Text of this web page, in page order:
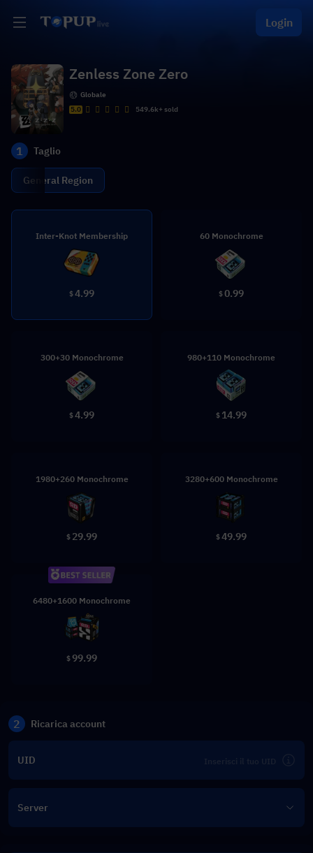
Login
Zenless Zone Zero
Globale
5.0
549.6k+ sold
1 Taglio
General Region
Inter-Knot Membership
$4.99
60 Monochrome
$0.99
300+30 Monochrome
$4.99
980+110 Monochrome
$ 14.99
1980+260 Monochrome
$ 29.99
3280+600 Monochrome
$49.99
6480+1600 Monochrome
$99.99
2 Ricarica account
UID
Server